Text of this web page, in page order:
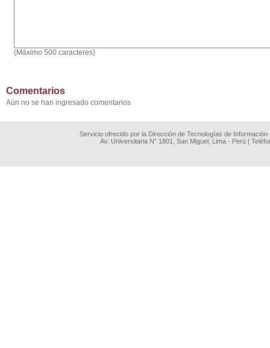
(Máximo 500 caracteres)
Comentarios
Aún no se han ingresado comentarios
Servicio ofrecido por la Dirección de Tecnologías de
Av. Universitaria N° 1801, San Miguel, Lima - Perú |